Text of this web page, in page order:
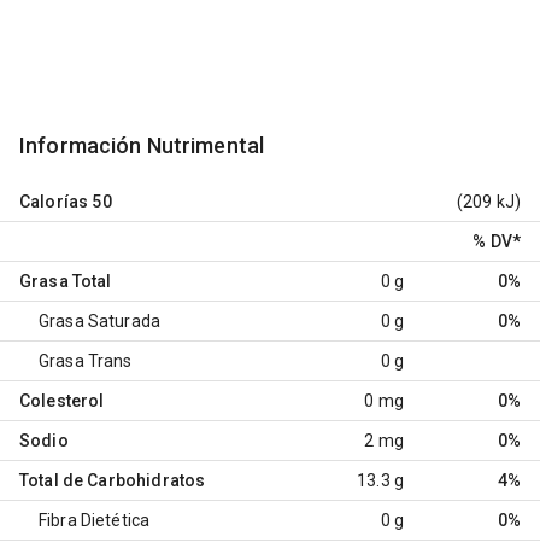
Información Nutrimental
Calorías 50 (209 kJ)
% DV*
Grasa Total 0 g 0%
Grasa Saturada 0 g 0%
Grasa Trans 0 g
Colesterol 0 mg 0%
Sodio 2 mg 0%
Total de Carbohidratos 13.3 g 4%
Fibra Dietética 0 g 0%